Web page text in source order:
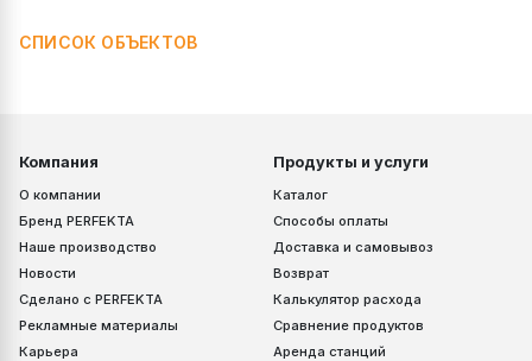
СПИСОК ОБЪЕКТОВ
Компания
О компании
Бренд PERFEKTA
Наше производство
Новости
Сделано с PERFEKTA
Рекламные материалы
Карьера
Продукты и услуги
Каталог
Способы оплаты
Доставка и самовывоз
Возврат
Калькулятор расхода
Сравнение продуктов
Аренда станций